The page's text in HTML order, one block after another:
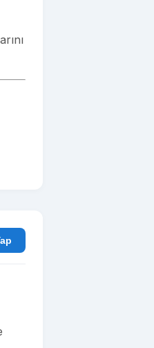
Yap